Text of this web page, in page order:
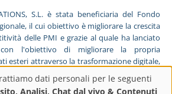
S.L. è stata beneficiaria del Fondo
il cui obiettivo è migliorare la crescita
delle PMI e grazie al quale ha lanciato
l'obiettivo di migliorare la propria
esteri attraverso la trasformazione digitale,
Pyme Digital della Camera di Commercio
dati personali per le seguenti
Analisi, Chat dal vivo & Contenuti